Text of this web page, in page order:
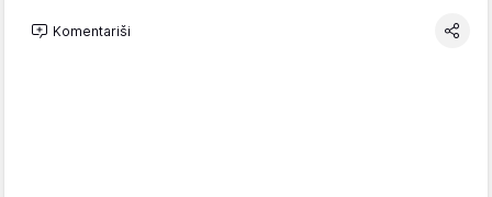
Komentariši